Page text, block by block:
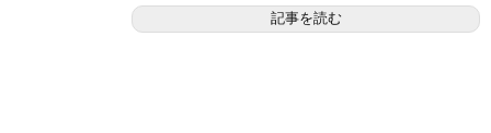
記事を読む